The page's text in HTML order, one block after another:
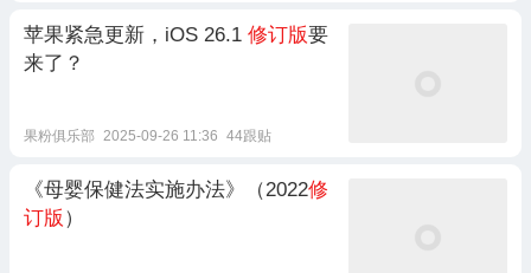
苹果紧急更新，iOS 26.1 修订版要
来了？
果粉俱乐部 2025-09-26 11:36 44跟贴
《母婴保健法实施办法》（2022修
订版 ）